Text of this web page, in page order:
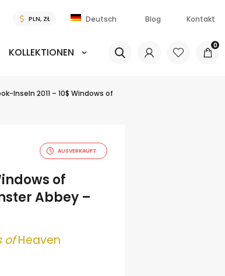
Deutsch Blog Kontakt
KOLLEKTIONEN
0
Inseln 2011 – 10$ Windows of
AUSVERKAUFT
of
Abbey –
ofHeaven